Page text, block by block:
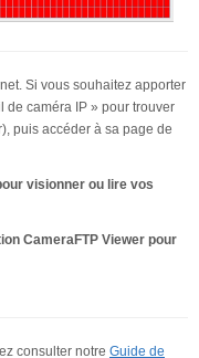
Si vous souhaitez apporter
de caméra IP » pour trouver
puis accéder à sa page de
visionner ou lire vos
CameraFTP Viewer pour
consulter notre Guide de